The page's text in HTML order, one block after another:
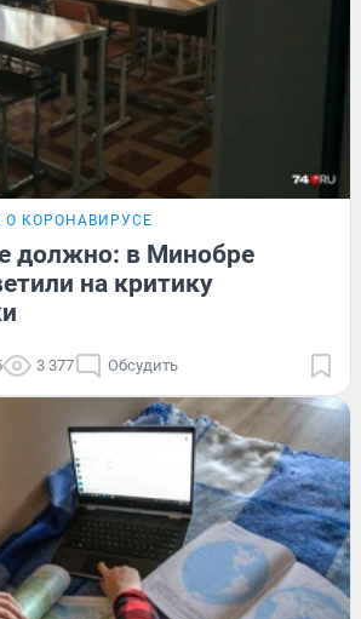
О КОРОНАВИРУСЕ
должно: в Минобре
на критику
3 377 Обсудить